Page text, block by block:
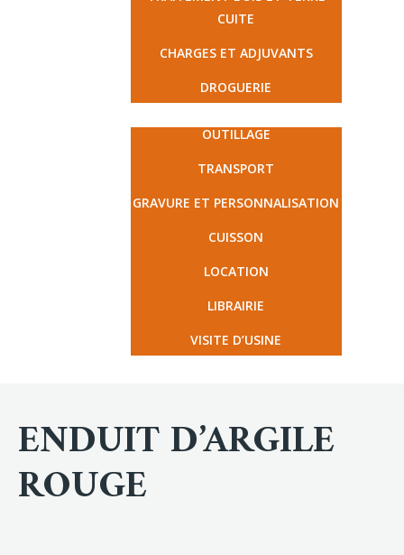
CUITE
CHARGES ET ADJUVANTS
DROGUERIE
OUTILLAGE
TRANSPORT
GRAVURE ET PERSONNALISATION
CUISSON
LOCATION
LIBRAIRIE
VISITE D’USINE
ENDUIT D’ARGILE
ROUGE